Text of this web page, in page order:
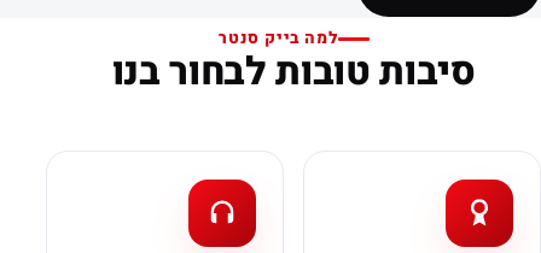
למה בייק סנטר
סיבות טובות לבחור בנו